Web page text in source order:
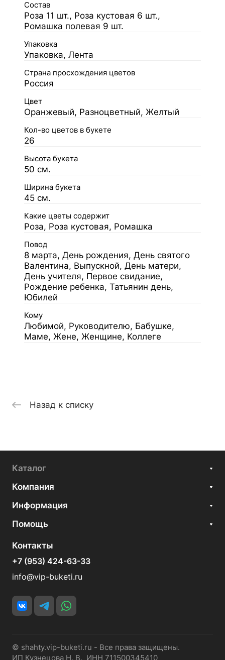
Состав
Роза 11 шт., Роза кустовая 6 шт.,
Ромашка полевая 9 шт.
Упаковка
Упаковка, Лента
Страна просхождения цветов
Россия
Цвет
Оранжевый, Разноцветный, Желтый
Кол-во цветов в букете
26
Высота букета
50 см.
Ширина букета
45 см.
Какие цветы содержит
Роза, Роза кустовая, Ромашка
Повод
8 марта, День рождения, День святого
Валентина, Выпускной, День матери,
День учителя, Первое свидание,
Рождение ребенка, Татьянин день,
Юбилей
Кому
Любимой, Руководителю, Бабушке,
Маме, Жене, Женщине, Коллеге
Назад к списку
Каталог
Компания
Информация
Помощь
Контакты
+7 (953) 424-63-33
info@vip-buketi.ru
© shahty.vip-buketi.ru - Все права защищены.
ИП Кузнецова Н. В. ИНН 711500345410